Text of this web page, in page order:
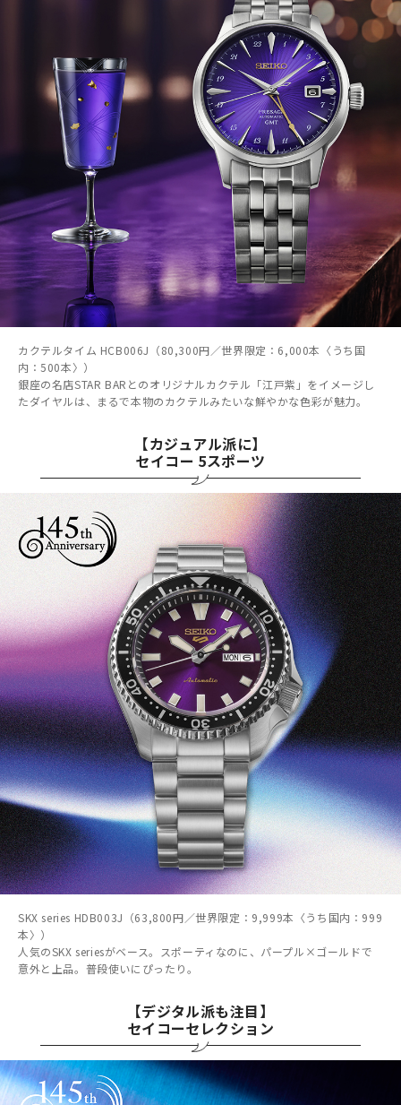
カクテルタイム HCB006J（80,300円／世界限定：6,000本〈うち国
内：500本〉）
銀座の名店STAR BARとのオリジナルカクテル「江戸紫」をイメージし
たダイヤルは、まるで本物のカクテルみたいな鮮やかな色彩が魅力。
【カジュアル派に】
セイコー 5スポーツ
SKX series HDB003J（63,800円／世界限定：9,999本〈うち国内：999
本〉）
人気のSKX seriesがベース。スポーティなのに、パープル×ゴールドで
意外と上品。普段使いにぴったり。
【デジタル派も注目】
セイコーセレクション